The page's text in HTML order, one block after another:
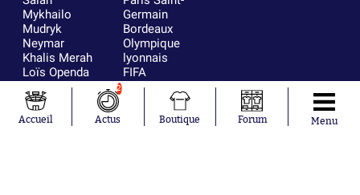
Mykhailo
Mudryk
Neymar
Khalis Merah
Loïs Openda
Niakhaté
Nicolás
Tagliafico
Germain
Bordeaux
Olympique
lyonnais
FIFA
Real Madrid
RC Strasbourg
AC Milan
France
Accueil
2
Actus Boutique Forum Menu